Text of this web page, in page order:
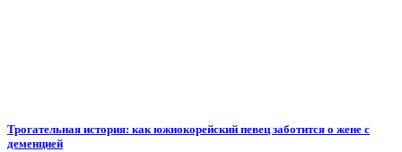
Трогательная история: как южнокорейский певец заботится о жене с
деменцией